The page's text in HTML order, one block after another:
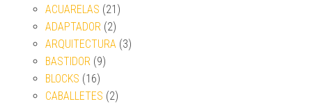
ACUARELAS (21)
ADAPTADOR (2)
ARQUITECTURA (3)
BASTIDOR (9)
BLOCKS (16)
CABALLETES (2)